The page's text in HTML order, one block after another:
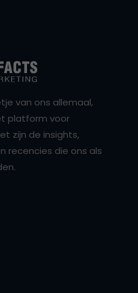
van ons allemaal,
platform voor
zijn de insights,
recencies die ons als